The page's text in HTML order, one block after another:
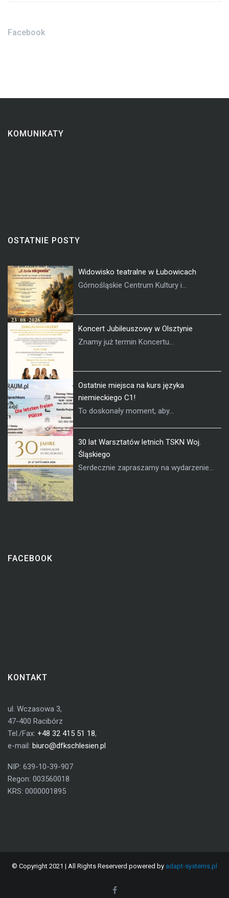
Facebook
KOMUNIKATY
OSTATNIE POSTY
Widowisko teatralne w Łubowicach
Górnośląskie Centrum Kultury i...
Koncert Jubileuszowy w Olsztynie
Znamy już termin Koncertu...
Ostatnie miejsca na kurs języka
niemieckiego C1!
To doskonały moment, aby...
30 lat Warsztatów letnich TSKN Woj.
Śląskiego
Serdecznie zapraszamy na wydarzenie...
FACEBOOK
KONTAKT
ul. Wczasowa 3,
47-400 Racibórz
Tel./Fax: +48 32 415 51 18,
e-mail: biuro@dfkschlesien.pl
NIP: 639-10-39-907
Regon: 003560018
KRS: 0000001895
© Copyright 2021 | All Rights Reserverd powered by adapt-systems.pl